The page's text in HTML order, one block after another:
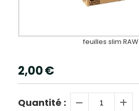
feuilles slim RAW
2,00€
Quantité :